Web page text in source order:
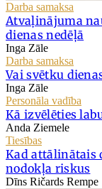
Darba samaksa
Atvaļinājuma
dienas nedēļā
Inga Zāle
Darba samaksa
Vai svētku
Inga Zāle
Personāla vadība
Kā izvēlēties
Anda Ziemele
Tiesības
Kad attālinātais
nodokļa riskus
Dīns Ričards Rempe